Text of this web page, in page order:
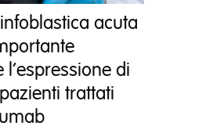
acuta
di
trattati